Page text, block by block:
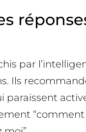
par
Ils